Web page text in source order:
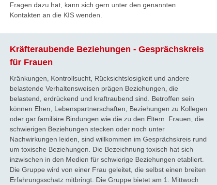
Fragen dazu hat, kann sich gern unter den genannten
Kontakten an die KIS wenden.
Kräfteraubende Beziehungen - Gesprächskreis
für Frauen
Kränkungen, Kontrollsucht, Rücksichtslosigkeit und andere
belastende Verhaltensweisen prägen Beziehungen, die
belastend, erdrückend und kraftraubend sind. Betroffen sein
können Ehen, Lebenspartnerschaften, Beziehungen zu Kollegen
oder gar familiäre Bindungen wie die zu den Eltern. Frauen, die
schwierigen Beziehungen stecken oder noch unter
Nachwirkungen leiden, sind willkommen im Gesprächskreis rund
um toxische Beziehungen. Die Bezeichnung toxisch hat sich
inzwischen in den Medien für schwierige Beziehungen etabliert.
Die Gruppe wird von einer Frau geleitet, die selbst einen breiten
Erfahrungsschatz mitbringt. Die Gruppe bietet am 1. Mittwoch